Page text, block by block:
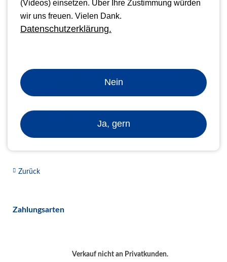
Maschinengewicht mit Verpackung 6 kg
Stromanschluss
Plastikbinderücken ibiClick - ClickBind GBC IBICO
Deckblätter
Deckfolien
selbstklebende Taschen
Zurück
Zahlungsarten
Verkauf nicht an Privatkunden.
(Videos) einsetzen. Über Ihre Zustimmung würden
wir uns freuen. Vielen Dank.
Datenschutzerklärung.
Nein
Ja, gern